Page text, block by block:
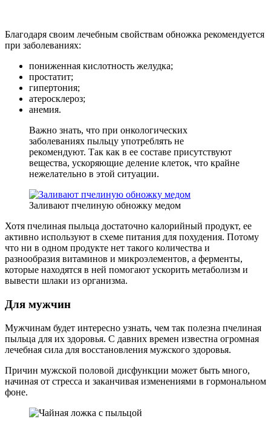
Благодаря своим лечебным свойствам обножка рекомендуется
при заболеваниях:
пониженная кислотность желудка;
простатит;
гипертония;
атеросклероз;
анемия.
Важно знать, что при онкологических
заболеваниях пыльцу употреблять не
рекомендуют. Так как в ее составе присутствуют
вещества, ускоряющие деление клеток, что крайне
нежелательно в этой ситуации.
Заливают пчелиную обножку медом
Хотя пчелиная пыльца достаточно калорийный продукт, ее
активно используют в схеме питания для похудения. Потому
что ни в одном продукте нет такого количества и
разнообразия витаминов и микроэлементов, а ферменты,
которые находятся в ней помогают ускорить метаболизм и
вывести шлаки из организма.
Для мужчин
Мужчинам будет интересно узнать, чем так полезна пчелиная
пыльца для их здоровья. С давних времен известна огромная
лечебная сила для восстановления мужского здоровья.
Причин мужской половой дисфункции может быть много,
начиная от стресса и заканчивая изменениями в гормональном
фоне.